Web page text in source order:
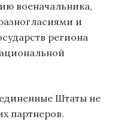
военачальника,
и
региона
Штаты не
партнеров.